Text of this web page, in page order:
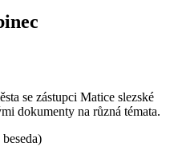
se zástupci Matice slezské
dokumenty na různá témata.